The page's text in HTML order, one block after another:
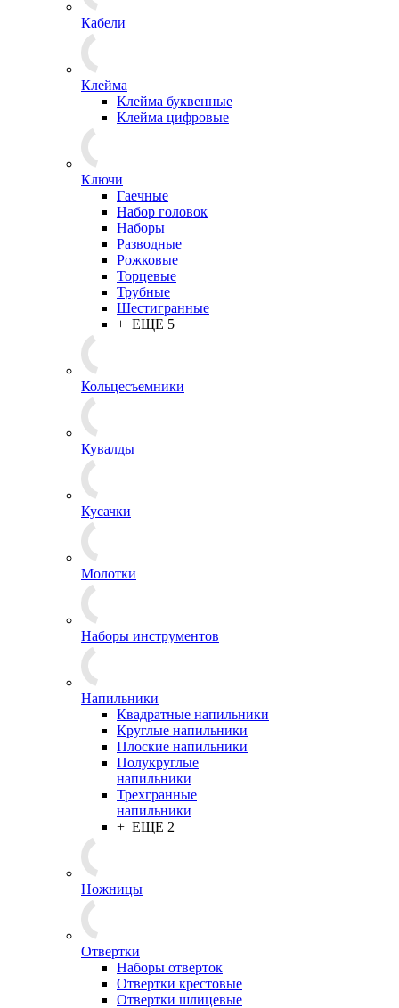
Кабели
Клейма
Клейма буквенные
Клейма цифровые
Ключи
Гаечные
Набор головок
Наборы
Разводные
Рожковые
Торцевые
Трубные
Шестигранные
+ ЕЩЕ 5
Кольцесъемники
Кувалды
Кусачки
Молотки
Наборы инструментов
Напильники
Квадратные напильники
Круглые напильники
Плоские напильники
Полукруглые
напильники
Трехгранные
напильники
+ ЕЩЕ 2
Ножницы
Отвертки
Наборы отверток
Отвертки крестовые
Отвертки шлицевые